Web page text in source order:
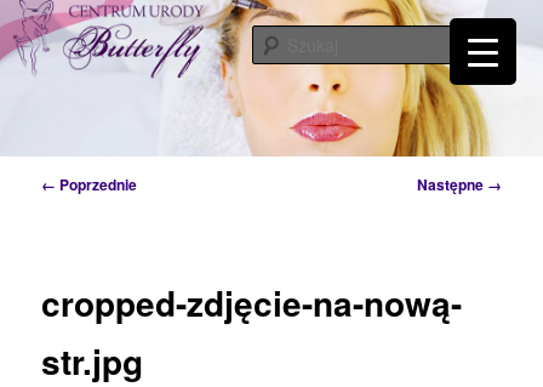
Przeskocz
do
tekstu
Centrum Urody Butterfly – Katowice
Tylko od Ciebie zależy kiedy zaczniesz o siebie dbać. Przyjdź a my Ci w tym
pomożemy…
Nawigacja
← Poprzednie Następne →
cropped-zdjęcie-na-nową-
str.jpg